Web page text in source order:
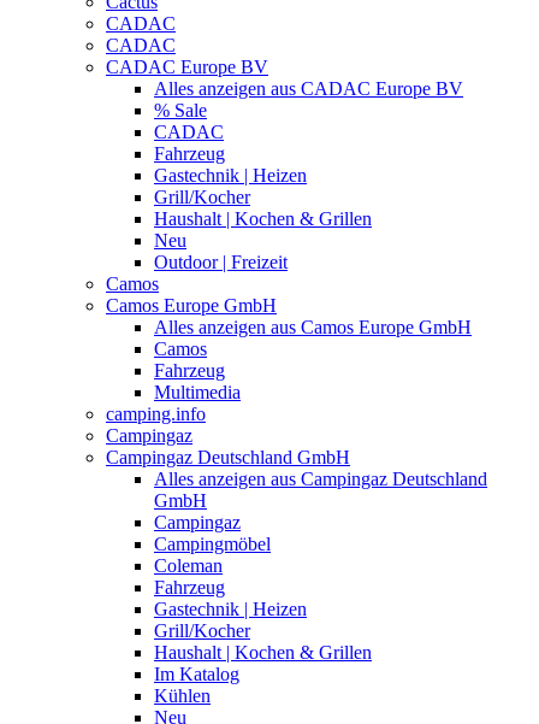
CADAC
CADAC
CADAC Europe BV
Alles anzeigen aus CADAC Europe BV
% Sale
CADAC
Fahrzeug
Gastechnik | Heizen
Grill/Kocher
Haushalt | Kochen & Grillen
Neu
Outdoor | Freizeit
Camos
Camos Europe GmbH
Alles anzeigen aus Camos Europe GmbH
Camos
Fahrzeug
Multimedia
camping.info
Campingaz
Campingaz Deutschland GmbH
Alles anzeigen aus Campingaz Deutschland
GmbH
Campingaz
Campingmöbel
Coleman
Fahrzeug
Gastechnik | Heizen
Grill/Kocher
Haushalt | Kochen & Grillen
Im Katalog
Kühlen
Neu